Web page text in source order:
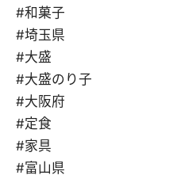
#和菓子
#埼玉県
#大盛
#大盛のり子
#大阪府
#定食
#家具
#富山県